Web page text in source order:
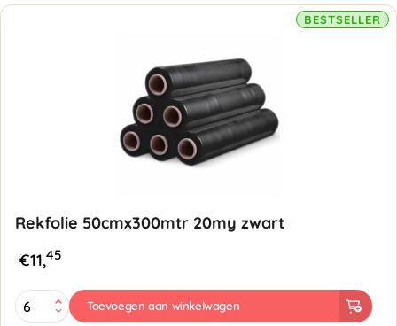
BESTSELLER
Rekfolie 50cmx300mtr 20my zwart
€11,45
Rekfolie
50cmx300mtr
Toevoegen aan winkelwagen